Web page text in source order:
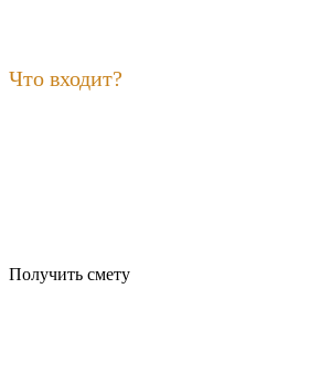
Что входит?
Получить смету